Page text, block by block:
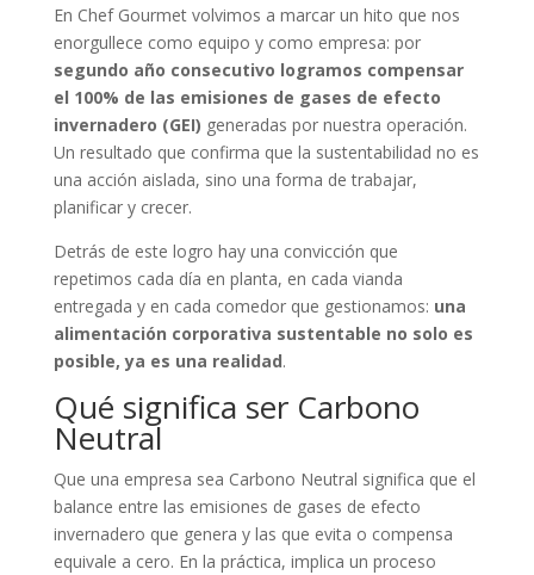
En Chef Gourmet volvimos a marcar un hito que nos
enorgullece como equipo y como empresa: por
segundo año consecutivo logramos compensar
el 100% de las emisiones de gases de efecto
invernadero (GEI) generadas por nuestra operación.
Un resultado que confirma que la sustentabilidad no es
una acción aislada, sino una forma de trabajar,
planificar y crecer.
Detrás de este logro hay una convicción que
repetimos cada día en planta, en cada vianda
entregada y en cada comedor que gestionamos: una
alimentación corporativa sustentable no solo es
posible, ya es una realidad.
Qué significa ser Carbono
Neutral
Que una empresa sea Carbono Neutral significa que el
balance entre las emisiones de gases de efecto
invernadero que genera y las que evita o compensa
equivale a cero. En la práctica, implica un proceso